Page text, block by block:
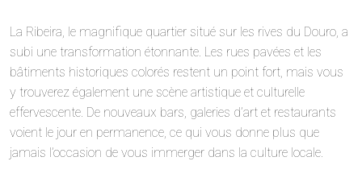
La Ribeira, le magnifique quartier situé sur les rives du Douro, a
subi une transformation étonnante. Les rues pavées et les
bâtiments historiques colorés restent un point fort, mais vous
y trouverez également une scène artistique et culturelle
effervescente. De nouveaux bars, galeries d’art et restaurants
voient le jour en permanence, ce qui vous donne plus que
jamais l’occasion de vous immerger dans la culture locale.